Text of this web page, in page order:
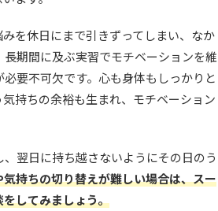
を休日にまで引きずってしまい、なか
期間に及ぶ実習でモチベーションを維
要不可欠です。心も身体もしっかりと
持ちの余裕も生まれ、モチベーション
翌日に持ち越さないようにその日のう
持ちの切り替えが難しい場合は、スー
してみましょう。